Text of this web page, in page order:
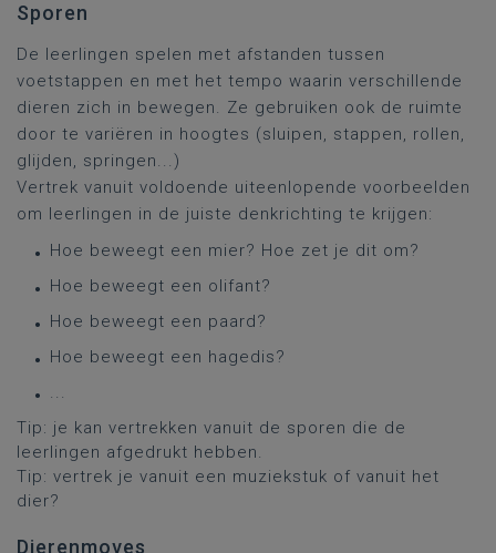
Sporen
De leerlingen spelen met afstanden tussen
voetstappen en met het tempo waarin verschillende
dieren zich in bewegen. Ze gebruiken ook de ruimte
door te variëren in hoogtes (sluipen, stappen, rollen,
glijden, springen...)
Vertrek vanuit voldoende uiteenlopende voorbeelden
om leerlingen in de juiste denkrichting te krijgen:
Hoe beweegt een mier? Hoe zet je dit om?
Hoe beweegt een olifant?
Hoe beweegt een paard?
Hoe beweegt een hagedis?
...
Tip: je kan vertrekken vanuit de sporen die de
leerlingen afgedrukt hebben.
Tip: vertrek je vanuit een muziekstuk of vanuit het
dier?
Dierenmoves